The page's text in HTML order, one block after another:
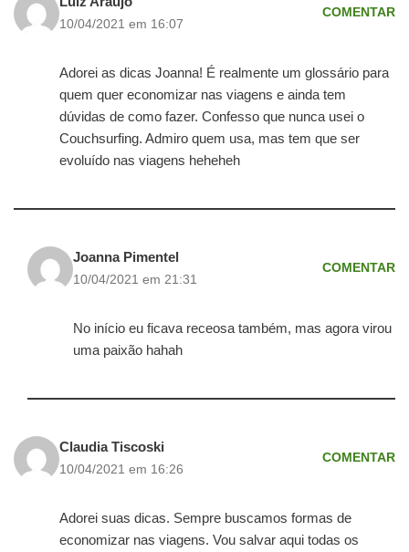
10/04/2021 em 16:07
COMENTAR
Adorei as dicas Joanna! É realmente um glossário para
quem quer economizar nas viagens e ainda tem
dúvidas de como fazer. Confesso que nunca usei o
Couchsurfing. Admiro quem usa, mas tem que ser
evoluído nas viagens heheheh
Joanna Pimentel
10/04/2021 em 21:31
COMENTAR
No início eu ficava receosa também, mas agora virou
uma paixão hahah
Claudia Tiscoski
10/04/2021 em 16:26
COMENTAR
Adorei suas dicas. Sempre buscamos formas de
economizar nas viagens. Vou salvar aqui todas os